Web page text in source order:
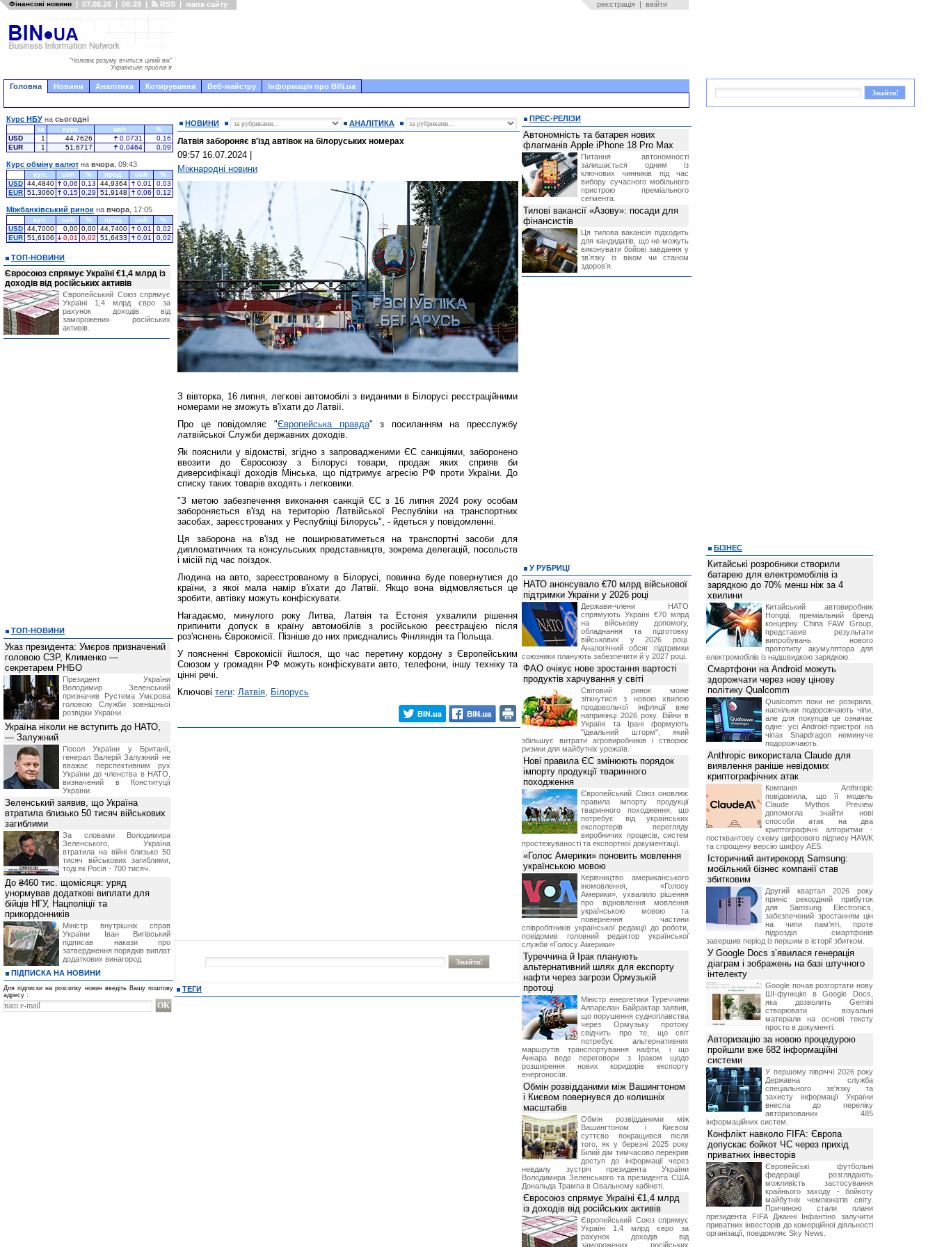
Фінансові новини | 07.08.26 | 08:29 | RSS | мапа сайту реєстрація | ввійти
"Чоловік розуму вчиться цілий вік"
Українське прислів'я
Головна Новини Аналітика Котирування Веб-майстру Інформація про BIN.ua
НОВИНИ АНАЛІТИКА
Латвія забороняє в'їзд автівок на білоруських номерах
09:57 16.07.2024
Міжнародні новини
З вівторка, 16 липня, легкові автомобілі з виданими в Білорусі реєстраційними
номерами не зможуть в'їхати до Латвії.
Про це повідомляє "Європейська правда" з посиланням на пресслужбу
латвійської Служби державних доходів.
Як пояснили у відомстві, згідно з запровадженими ЄС санкціями, заборонено
ввозити до Євросоюзу з Білорусі товари, продаж яких сприяв би
диверсифікації доходів Мінська, що підтримує агресію РФ проти України. До
списку таких товарів входять і легковики.
"З метою забезпечення виконання санкцій ЄС з 16 липня 2024 року особам
забороняється в'їзд на територію Латвійської Республіки на транспортних
засобах, зареєстрованих у Республіці Білорусь", - йдеться у повідомленні.
Ця заборона на в'їзд не поширюватиметься на транспортні засоби для
дипломатичних та консульських представництв, зокрема делегацій, посольств
і місій під час поїздок.
Людина на авто, зареєстрованому в Білорусі, повинна буде повернутися до
країни, з якої мала намір в'їхати до Латвії. Якщо вона відмовляється це
зробити, автівку можуть конфіскувати.
Нагадаємо, минулого року Литва, Латвія та Естонія ухвалили рішення
припинити допуск в країну автомобілів з російською реєстрацією після
роз'яснень Єврокомісії. Пізніше до них приєднались Фінляндія та Польща.
У поясненні Єврокомісії йшлося, що час перетину кордону з Європейським
Союзом у громадян РФ можуть конфіскувати авто, телефони, іншу техніку та
цінні речі.
Ключові теги: Латвія, Білорусь
ТЕГИ
Курс НБУ на сьогодні
за курс uah
%
USD
1 44,7626 0,0731
0,16
EUR
1 51,6717 0,0464 0,09
Курс обміну валют на вчора , 09:43
куп. uah % прод. uah
%
USD 44,4840 0,06 0,13 44,9364 0,01
0,03
EUR 51,3060 0,15 0,29 51,9148 0,06 0,12
Міжбанківський ринок на вчора , 17:05
куп. uah % прод. uah
%
USD 44,7000 0,00 0,00 44,7400 0,01
0,02
EUR 51,6106 0,01 0,02 51,6433 0,01 0,02
ТОП-НОВИНИ
Євросоюз спрямує Україні €1,4 млрд із
доходів від російських активів
Європейський Союз спрямує
Україні 1,4 млрд євро за
рахунок доходів від
заморожених російських
активів.
ТОП-НОВИНИ
Указ президента: Умєров призначений
головою СЗР, Клименко —
секретарем РНБО
Президент України
Володимир Зеленський
призначив Pустема Умєрова
головою Служби зовнішньої
розвідки України.
Україна ніколи не вступить до НАТО,
— Залужний
Посол України у Британії,
генерал Валерій Залужний не
вважає перспективним рух
України до членства в НАТО,
визначений в Конституції
України.
Зеленський заявив, що Україна
втратила близько 50 тисяч військових
загиблими
За словами Володимира
Зеленського, Україна
втратила на війні близько 50
тисяч військових загиблими,
тоді як Росія - 700 тисяч.
До ₴460 тис. щомісяця: уряд
унормував додаткові виплати для
бійців НГУ, Нацполіції та
прикордонників
Міністр внутрішніх справ
України Іван Вигівський
підписав накази про
затвердження порядків виплат
додаткових винагород
ПІДПИСКА НА НОВИНИ
Для підписки на розсилку новин введіть Вашу поштову
адресу :
ПРЕС-РЕЛІЗИ
Автономність та батарея нових
флагманів Apple iPhone 18 Pro Max
Питання автономності
залишається одним із
ключових чинників під час
вибору сучасного мобільного
пристрою преміального
сегмента.
Тилові вакансії «Азову»: посади для
фінансистів
Ця тилова вакансія підходить
для кандидатів, що не можуть
виконувати бойові завдання у
звʼязку із віком чи станом
здоровʼя.
У РУБРИЦІ
НАТО анонсувало €70 млрд військової
підтримки України у 2026 році
Держави-члени НАТО
спрямують Україні €70 млрд
на військову допомогу,
обладнання та підготовку
військових у 2026 році.
Аналогічний обсяг підтримки
союзники планують забезпечити й у 2027 році.
ФАО очікує нове зростання вартості
продуктів харчування у світі
Світовий ринок може
зіткнутися з новою хвилею
продовольчої інфляції вже
наприкінці 2026 року. Війни в
Україні та Ірані формують
"ідеальний шторм", який
збільшує витрати агровиробників і створює
ризики для майбутніх урожаїв.
Нові правила ЄС змінюють порядок
імпорту продукції тваринного
походження
Європейський Союз оновлює
правила імпорту продукції
тваринного походження, що
потребує від українських
експортерів перегляду
виробничих процесів, систем
простежуваності та експортної документації.
«Голос Америки» поновить мовлення
українською мовою
Керівництво американського
іномовлення, «Голосу
Америки», ухвалило рішення
про відновлення мовлення
українською мовою та
повернення частини
співробітників української редакції до роботи,
повідомив головний редактор української
служби «Голосу Америки»
Туреччина й Ірак планують
альтернативний шлях для експорту
нафти через загрози Ормузькій
протоці
Міністр енергетики Туреччини
Алпарслан Байрактар заявив,
що порушення судноплавства
через Ормузьку протоку
свідчить про те, що світ
потребує альтернативних
маршрутів транспортування нафти, і що
Анкара веде переговори з Іраком щодо
розширення нових коридорів експорту
енергоносіїв.
Обмін розвідданими між Вашингтоном
і Києвом повернувся до колишніх
масштабів
Обмін розвідданими між
Вашингтоном і Києвом
суттєво покращився після
того, як у березні 2025 року
Білий дім тимчасово перекрив
доступ до інформації через
невдалу зустріч президента України
Володимира Зеленського та президента США
Дональда Трампа в Овальному кабінеті.
Євросоюз спрямує Україні €1,4 млрд
із доходів від російських активів
Європейський Союз спрямує
Україні 1,4 млрд євро за
рахунок доходів від
заморожених російських
БІЗНЕС
Китайські розробники створили
батарею для електромобілів із
зарядкою до 70% менш ніж за 4
хвилини
Китайський автовиробник
Hongqi, преміальний бренд
концерну China FAW Group,
представив результати
випробувань нового
прототипу акумулятора для
електромобілів із надшвидкою зарядкою.
Смартфони на Android можуть
здорожчати через нову цінову
політику Qualcomm
Qualcomm поки не розкрила,
наскільки подорожчають чіпи,
але для покупців це означає
одне: усі Android-пристрої на
чіпах Snapdragon неминуче
подорожчають.
Anthropic використала Claude для
виявлення раніше невідомих
криптографічних атак
Компанія Anthropic
повідомила, що її модель
Claude Mythos Preview
допомогла знайти нові
способи атак на два
криптографічні алгоритми -
постквантову схему цифрового підпису HAWK
та спрощену версію шифру AES.
Історичний антирекорд Samsung:
мобільний бізнес компанії став
збитковим
Другий квартал 2026 року
приніс рекордний прибуток
для Samsung Electronics,
забезпечений зростанням цін
на чипи пам'яті, проте
підрозділ смартфонів
завершив період із першим в історії збитком.
У Google Docs з’явилася генерація
діаграм і зображень на базі штучного
інтелекту
Google почав розгортати нову
ШІ-функцію в Google Docs,
яка дозволить Gemini
створювати візуальні
матеріали на основі тексту
просто в документі.
Авторизацію за новою процедурою
пройшли вже 682 інформаційні
системи
У першому півріччі 2026 року
Державна служба
спеціального зв'язку та
захисту інформації України
внесла до переліку
авторизованих 485
інформаційних систем.
Конфлікт навколо FIFA: Європа
допускає бойкот ЧС через прихід
приватних інвесторів
Європейські футбольні
федерації розглядають
можливість застосування
крайнього заходу - бойкоту
майбутніх чемпіонатів світу.
Причиною стали плани
президента FIFA Джанні Інфантіно залучити
приватних інвесторів до комерційної діяльності
організації, повідомляє Sky News.